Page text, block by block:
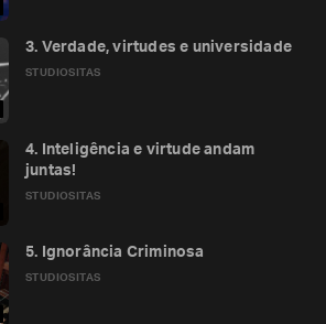
STUDIOSITAS
3. Verdade, virtudes e universidade
STUDIOSITAS
4. Inteligência e virtude andam
juntas!
STUDIOSITAS
5. Ignorância Criminosa